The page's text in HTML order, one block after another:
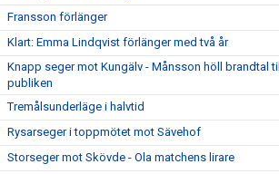
Fransson förlänger
Klart: Emma Lindqvist förlänger med två år
Knapp seger mot Kungälv - Månsson höll brandtal till
publiken
Tremålsunderläge i halvtid
Rysarseger i toppmötet mot Sävehof
Storseger mot Skövde - Ola matchens lirare